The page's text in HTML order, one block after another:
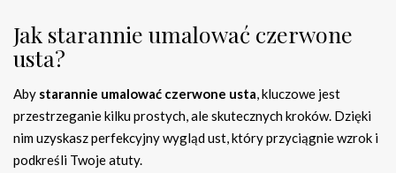
Jak starannie umalować czerwone
usta?
Aby starannie umalować czerwone usta, kluczowe jest
przestrzeganie kilku prostych, ale skutecznych kroków. Dzięki
nim uzyskasz perfekcyjny wygląd ust, który przyciągnie wzrok i
podkreśli Twoje atuty.